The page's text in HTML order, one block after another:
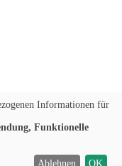
Informationen für
Funktionelle
Ablehnen OK